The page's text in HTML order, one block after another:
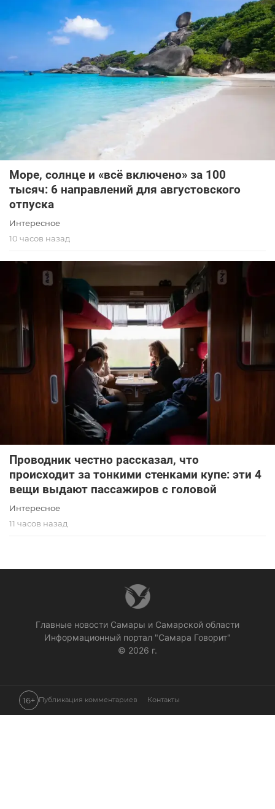
Море, солнце и «всё включено» за 100
тысяч: 6 направлений для августовского
отпуска
Интересное
10 часов назад
Проводник честно рассказал, что
происходит за тонкими стенками купе: эти 4
вещи выдают пассажиров с головой
Интересное
11 часов назад
Главные новости Самары и Самарской области
Информационный портал "Самара Говорит"
© 2026 г.
16+ Публикация комментариев Контакты